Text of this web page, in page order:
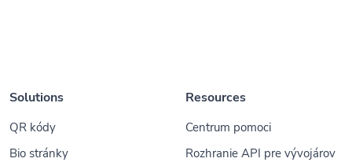
Solutions
QR kódy
Bio stránky
Resources
Centrum pomoci
Rozhranie API pre vývojárov